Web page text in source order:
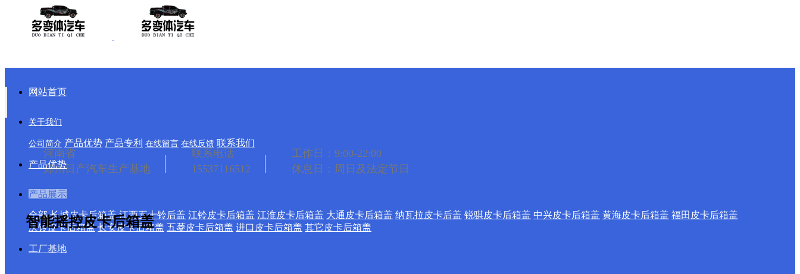
河南省
郑州日产汽车生产基地
联系电话
15537116512
工作日：9:00-22:00
休息日：周日及法定节日
智能摇控皮卡后箱盖
网站首页
关于我们
公司简介 产品优势 产品专利 在线留言 在线反馈 联系我们
产品优势
产品展示
全部 长城皮卡后箱盖 江西五十铃后盖 江铃皮卡后箱盖 江淮皮卡后箱盖 大通皮卡后箱盖 纳瓦拉皮卡后盖 锐骐皮卡后箱盖 中兴皮卡后箱盖 黄海皮卡后箱盖 福田皮卡后箱盖
庆铃皮卡后箱盖 长安皮卡后箱盖 五菱皮卡后箱盖 进口皮卡后箱盖 其它皮卡后箱盖
工厂基地